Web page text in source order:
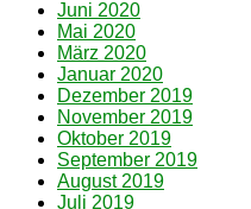
Juni 2020
Mai 2020
März 2020
Januar 2020
Dezember 2019
November 2019
Oktober 2019
September 2019
August 2019
Juli 2019